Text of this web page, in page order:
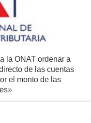
la ONAT ordenar a
de las cuentas
el monto de las
»